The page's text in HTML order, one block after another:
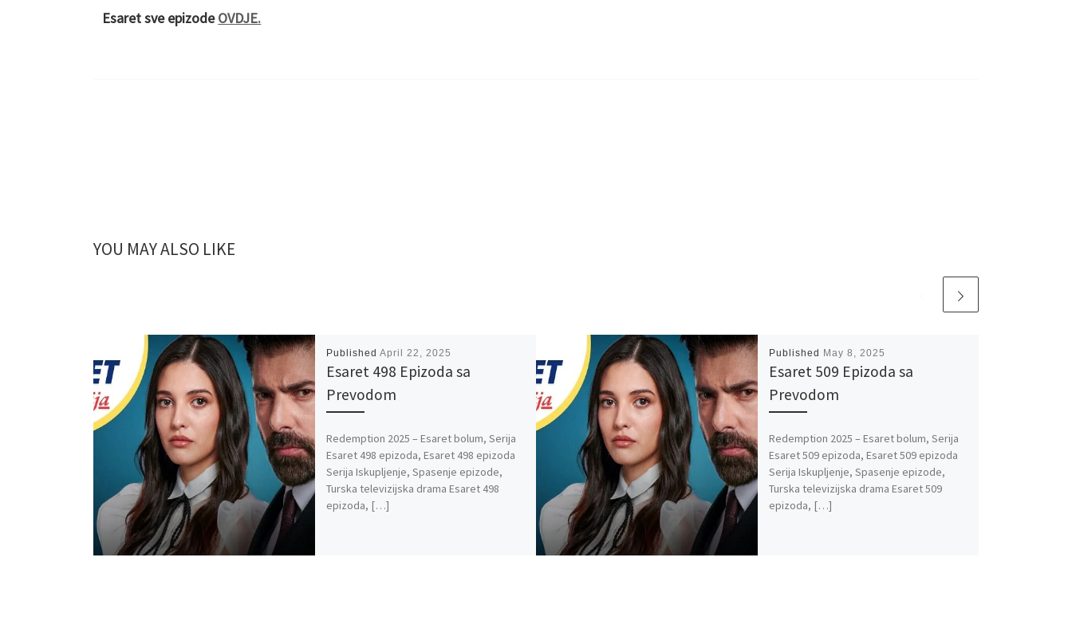
Esaret sve epizodeOVDJE.
YOU MAY ALSO LIKE
Published April 22, 2025
Esaret 498 Epizoda sa
Prevodom
Redemption 2025 – Esaret bolum, Serija
Esaret 498 epizoda, Esaret 498 epizoda
Serija Iskupljenje, Spasenje epizode,
Turska televizijska drama Esaret 498
epizoda, […]
Published May 8, 2025
Esaret 509 Epizoda sa
Prevodom
Redemption 2025 – Esaret bolum, Serija
Esaret 509 epizoda, Esaret 509 epizoda
Serija Iskupljenje, Spasenje epizode,
Turska televizijska drama Esaret 509
epizoda, […]